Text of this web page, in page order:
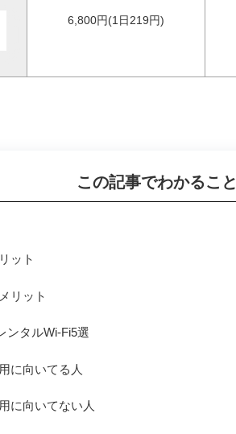
6,800円(1日219円)
この記事でわかること
ット
リット
ンタルWi-Fi5選
に向いてる人
に向いてない人